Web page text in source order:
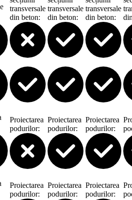
transversale
din beton:
transversale
din beton:
transversale
din beton:
Proiectarea
podurilor:
Proiectarea
podurilor:
Proiectarea
podurilor:
Proiectarea
podurilor:
Proiectarea
podurilor:
Proiectarea
podurilor: